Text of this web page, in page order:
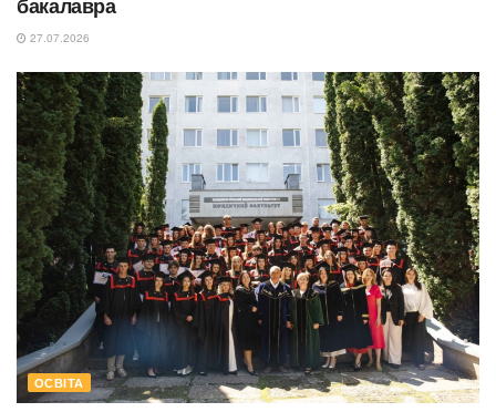
27.07.2026
ОСВІТА